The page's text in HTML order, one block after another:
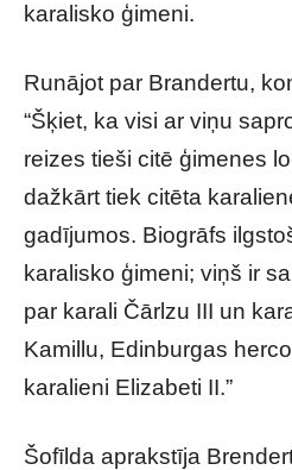
karalisko ģimeni.
Runājot par Brandertu,
“Šķiet, ka visi ar viņu
reizes tieši citē ģimenes
dažkārt tiek citēta
gadījumos. Biogrāfs
karalisko ģimeni; viņš ir
par karali Čārlzu III un
Kamillu, Edinburgas
karalieni Elizabeti II.”
Šofīlda aprakstīja